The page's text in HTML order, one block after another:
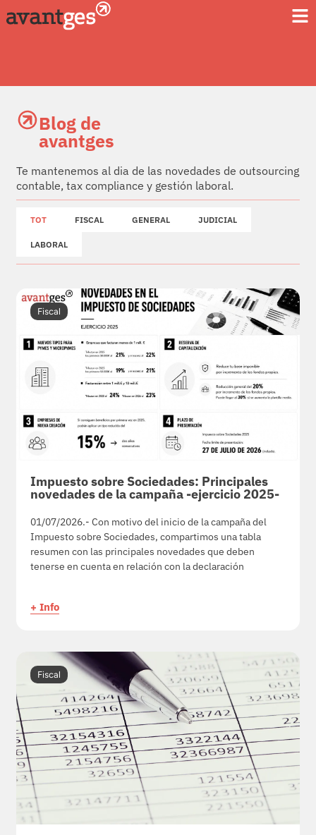
Blog de
avantges
Te mantenemos al dia de las novedades de outsourcing
contable, tax compliance y gestión laboral.
FISCAL GENERAL JUDICIAL
LABORAL
TOT
Fiscal
Impuesto sobre Sociedades: Principales
novedades de la campaña -ejercicio 2025-
01/07/2026.- Con motivo del inicio de la campaña del
Impuesto sobre Sociedades, compartimos una tabla
resumen con las principales novedades que deben
tenerse en cuenta en relación con la declaración
+ Info
Fiscal